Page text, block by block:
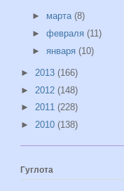
► марта (8)
► февраля (11)
► января (10)
► 2013 (166)
► 2012 (148)
► 2011 (228)
► 2010 (138)
Гуглота